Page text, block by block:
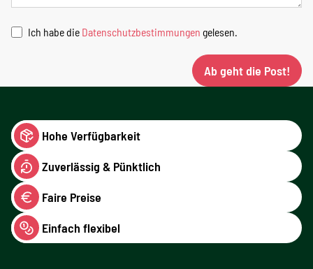
Ich habe die Datenschutzbestimmungen gelesen.
Ab geht die Post!
Hohe Verfügbarkeit
Zuverlässig & Pünktlich
Faire Preise
Einfach flexibel